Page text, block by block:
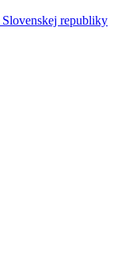
republiky